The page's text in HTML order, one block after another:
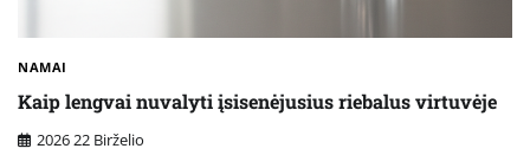
NAMAI
Kaip lengvai nuvalyti įsisenėjusius riebalus virtuvėje
2026 22 Birželio